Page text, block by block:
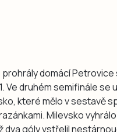
domácí Petrovice
Ve druhém semifinále se
které mělo v sestavě
Milevsko
dva góly vstřelil